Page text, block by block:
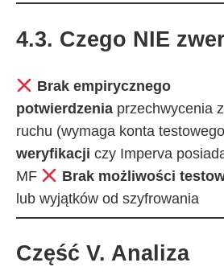
4.3. Czego NIE
Brak empirycznego
potwierdzenia przechwycenia
ruchu (wymaga konta
weryfikacji czy Imperva
MF
Brak możliwości
lub wyjątków od szyfrowania
Część V. Analiza